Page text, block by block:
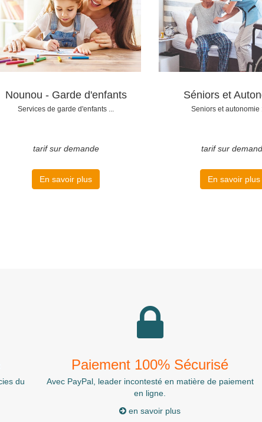
Nounou - Garde d'enfants
Services de garde d'enfants ...
tarif sur demande
En savoir plus
Séniors et
Seniors et autonomie
tarif sur
En savoir plus
du
Paiement 100% Sécurisé
Avec PayPal, leader incontesté en matière de paiement
en ligne.
en savoir plus